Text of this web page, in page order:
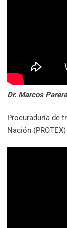
Dr. Marcos Parera
Procuraduría de
Nación (PROTEX)